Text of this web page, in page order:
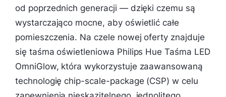
od poprzednich generacji — dzięki czemu są
wystarczająco mocne, aby oświetlić całe
pomieszczenia. Na czele nowej oferty znajduje
się taśma oświetleniowa Philips Hue Taśma LED
OmniGlow, która wykorzystuje zaawansowaną
technologię chip-scale-package (CSP) w celu